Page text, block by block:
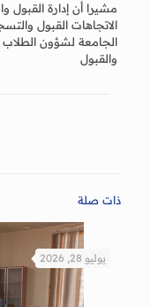
مشيرا أن إدارة
الاتجاهات القبول
الجامعة لشؤون
والقبول
ذات صلة
يوليو 28, 2026